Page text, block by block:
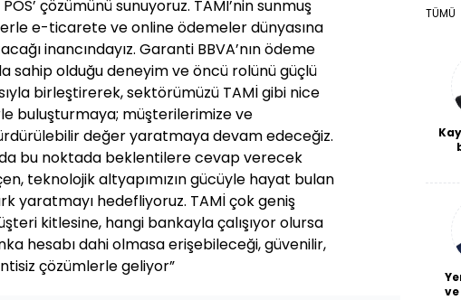
çözümünü sunuyoruz. TAMİ’nin sunmuş
e-ticarete ve online ödemeler dünyasına
inancındayız. Garanti BBVA’nın ödeme
sahip olduğu deneyim ve öncü rolünü güçlü
birleştirerek, sektörümüzü TAMİ gibi nice
buluşturmaya; müşterilerimize ve
değer yaratmaya devam edeceğiz.
bu noktada beklentilere cevap verecek
teknolojik altyapımızın gücüyle hayat bulan
yaratmayı hedefliyoruz. TAMİ çok geniş
kitlesine, hangi bankayla çalışıyor olursa
hesabı dahi olmasa erişebileceği, güvenilir,
çözümlerle geliyor”
TÜMÜ